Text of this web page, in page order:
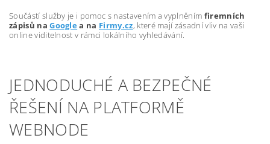
Součástí služby je i pomoc s nastavením a vyplněním firemních
zápisů naGooglea na Firmy.cz, které mají zásadní vliv na vaši
online viditelnost v rámci lokálního vyhledávání.
JEDNODUCHÉ A BEZPEČNÉ
ŘEŠENÍ NA PLATFORMĚ
WEBNODE